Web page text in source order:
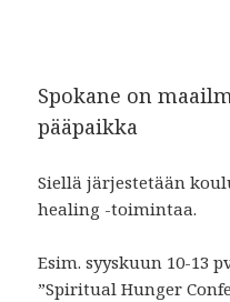
Spokane on
pääpaikka
Siellä järjestetään
healing -toimintaa.
Esim. syyskuun 10-13
”Spiritual Hunger